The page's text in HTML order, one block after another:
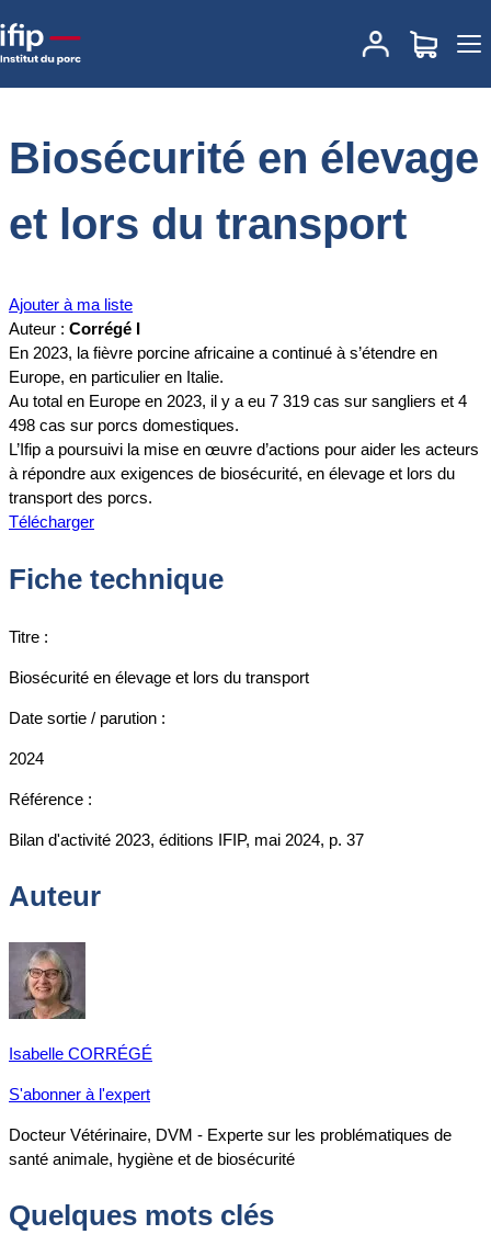
Accueil
Biosécurité en élevage et lors du
transport
Biosécurité en élevage
et lors du transport
Ajouter à ma liste
Auteur : Corrégé I
En 2023, la fièvre porcine africaine a continué à s’étendre en
Europe, en particulier en Italie.
Au total en Europe en 2023, il y a eu 7 319 cas sur sangliers et 4
498 cas sur porcs domestiques.
L’Ifip a poursuivi la mise en œuvre d’actions pour aider les acteurs
à répondre aux exigences de biosécurité, en élevage et lors du
transport des porcs.
Télécharger
Fiche technique
Titre :
Biosécurité en élevage et lors du transport
Date sortie / parution :
2024
Référence :
Bilan d'activité 2023, éditions IFIP, mai 2024, p. 37
Auteur
Isabelle CORRÉGÉ
S'abonner à l'expert
Docteur Vétérinaire, DVM - Experte sur les problématiques de
santé animale, hygiène et de biosécurité
Quelques mots clés